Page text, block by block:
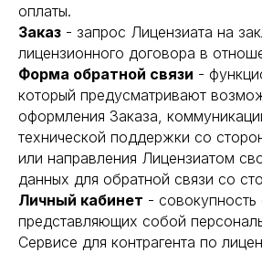
оплаты.
Заказ - запрос Лицензиата на
лицензионного договора в
Форма обратной связи -
который предусматривают
оформления Заказа,
технической поддержки со
или направления Лицензиатом
данных для обратной связи со
Личный кабинет - совокупность
представляющих собой
Сервисе для контрагента по